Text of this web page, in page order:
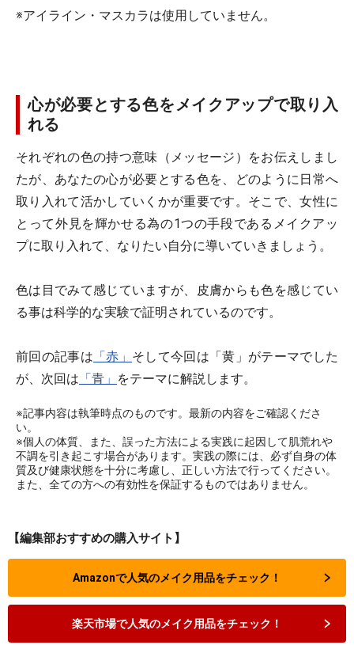
※アイライン・マスカラは使用していません。
心が必要とする色をメイクアップで取り入
れる
それぞれの色の持つ意味（メッセージ）をお伝えしまし
たが、あなたの心が必要とする色を、どのように日常へ
取り入れて活かしていくかが重要です。そこで、女性に
とって外見を輝かせる為の1つの手段であるメイクアッ
プに取り入れて、なりたい自分に導いていきましょう。
色は目でみて感じていますが、皮膚からも色を感じてい
る事は科学的な実験で証明されているのです。
前回の記事は 「赤」 そして今回は「黄」がテーマでした
が、次回は 「青」 をテーマに解説します。
※記事内容は執筆時点のものです。最新の内容をご確認くださ
い。
※個人の体質、また、誤った方法による実践に起因して肌荒れや
不調を引き起こす場合があります。実践の際には、必ず自身の体
質及び健康状態を十分に考慮し、正しい方法で行ってください。
また、全ての方への有効性を保証するものではありません。
【編集部おすすめの購入サイト】
Amazonで人気のメイク用品をチェック！
楽天市場で人気のメイク用品をチェック！